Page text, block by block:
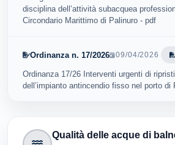
disciplina dell’attività subacquea
Circondario Marittimo di Palinuro - pdf
Ordinanza n. 17/2026 09/04/2026
Ordinanza 17/26 Interventi urgenti di
dell’impianto antincendio fisso nel porto di
Qualità delle acque di